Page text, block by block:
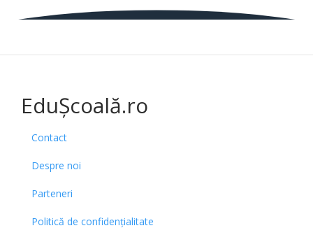
EduȘcoală.ro
Contact
Despre noi
Parteneri
Politică de confidențialitate